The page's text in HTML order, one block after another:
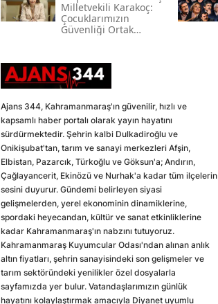
Milletvekili Karakoç:
Çocuklarımızın
Güvenliği Ortak
Ajans 344, Kahramanmaraş'ın güvenilir, hızlı ve
kapsamlı haber portalı olarak yayın hayatını
sürdürmektedir. Şehrin kalbi Dulkadiroğlu ve
Onikişubat'tan, tarım ve sanayi merkezleri Afşin,
Elbistan, Pazarcık, Türkoğlu ve Göksun'a; Andırın,
Çağlayancerit, Ekinözü ve Nurhak'a kadar tüm ilçelerin
sesini duyurur. Gündemi belirleyen siyasi
gelişmelerden, yerel ekonominin dinamiklerine,
spordaki heyecandan, kültür ve sanat etkinliklerine
kadar Kahramanmaraş'ın nabzını tutuyoruz.
Kahramanmaraş Kuyumcular Odası'ndan alınan anlık
altın fiyatları, şehrin sanayisindeki son gelişmeler ve
tarım sektöründeki yenilikler özel dosyalarla
sayfamızda yer bulur. Vatandaşlarımızın günlük
hayatını kolaylaştırmak amacıyla Diyanet uyumlu